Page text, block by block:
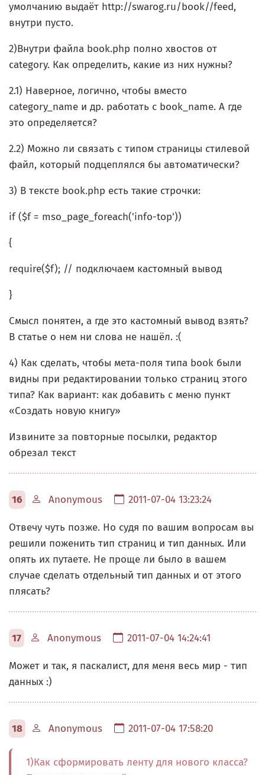
умолчанию выдаёт http://swarog.ru/book//feed,
внутри пусто.
2)Внутри файла book.php полно хвостов от
category. Как определить, какие из них нужны?
2.1) Наверное, логично, чтобы вместо
category_name и др. работать с book_name. А где
это определяется?
2.2) Можно ли связать с типом страницы стилевой
файл, который подцеплялся бы автоматически?
3) В тексте book.php есть такие строчки:
if ($f = mso_page_foreach('info-top'))
{
require($f); // подключаем кастомный вывод
}
Смысл понятен, а где это кастомный вывод взять?
В статье о нем ни слова не нашёл. :(
4) Как сделать, чтобы мета-поля типа book были
видны при редактировании только страниц этого
типа? Как вариант: как добавить с меню пункт
«Создать новую книгу»
Извините за повторные посылки, редактор
обрезал текст
16 Anonymous 2011-07-04 13:23:24
Отвечу чуть позже. Но судя по вашим вопросам вы
решили поженить тип страниц и тип данных. Или
опять их путаете. Не проще ли было в вашем
случае сделать отдельный тип данных и от этого
плясать?
17 Anonymous 2011-07-04 14:24:41
Может и так, я паскалист, для меня весь мир - тип
данных :)
18 Anonymous 2011-07-04 17:58:20
1)Как сформировать ленту для нового класса?